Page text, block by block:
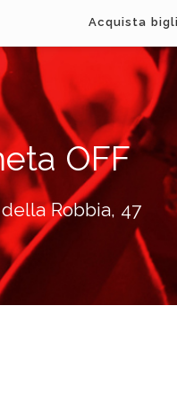
Acquista
OFF
Robbia, 47